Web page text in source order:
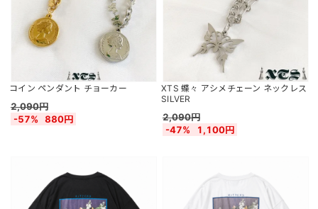
コイン ペンダント チョーカー
2,090円
-57%
880円
XTS 蝶々 アシメチェーン ネックレス
SILVER
2,090円
-47%
1,100円